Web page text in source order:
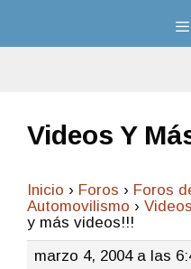
Videos Y
Inicio › Foros › Foros
Automovilismo ›
y más videos!!!
marzo 4, 2004 a las